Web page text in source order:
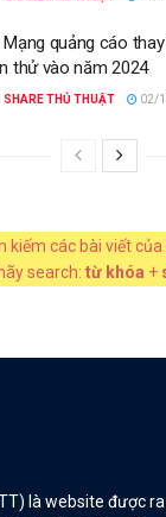
Mạng quảng cáo
thử vào năm 2024
SHARE THỦ THUẬT 02/
kiếm các bài viết
search: từ khóa +
là website được